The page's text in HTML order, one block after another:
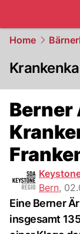
Home
Berner
Bern,
Eine Berner
insgesamt